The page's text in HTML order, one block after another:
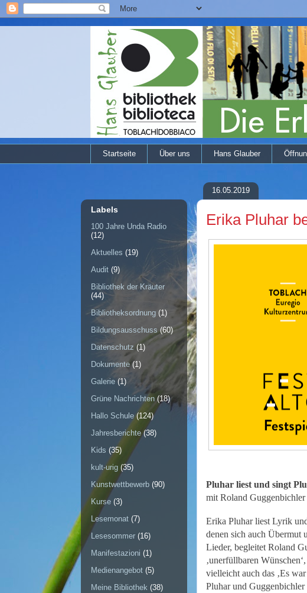
Startseite Über uns Hans Glauber
16.05.2019
Erika Pluhar
Pluhar liest und singt
mit Roland
Erika Pluhar liest Lyrik
denen sich auch Übermut
Lieder, begleitet Roland
‚unerfüllbaren
vielleicht auch das ‚Es
Pluhar und
Labels
100 Jahre Unda Radio
(12)
Aktuelles (19)
Audit (9)
Bibliothek der Kräuter
(44)
Bibliotheksordnung (1)
Bildungsausschuss (60)
Datenschutz (1)
Dokumente (1)
Galerie (1)
Grüne Nachrichten (18)
Hallo Schule (124)
Jahresberichte (38)
Kids (35)
kult-urig (35)
Kunstwettbewerb (90)
Kurse (3)
Lesemonat (7)
Lesesommer (16)
Manifestazioni (1)
Medienangebot (5)
Meine Bibliothek (38)